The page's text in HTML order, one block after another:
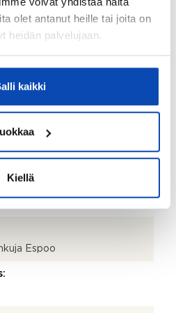
olet antanut heille tai joita on
heidän palvelujaan.
kaikki
Kiellä
Espoo